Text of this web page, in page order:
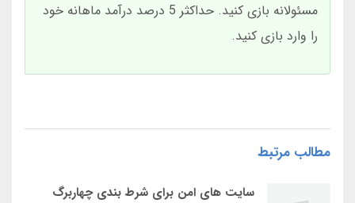
مسئولانه بازی کنید. حداکثر 5 درصد درآمد ماهانه خود
را وارد بازی کنید.
مطالب مرتبط
سایت‌ های امن برای شرط بندی چهاربرگ